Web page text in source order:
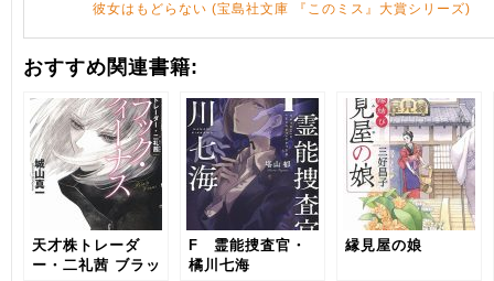
彼女はもどらない (宝島社文庫 『このミス』大賞シリーズ)
おすすめ関連書籍:
天才株トレーダ
ー・二礼茜 ブラッ
F 霊能捜査官・
橘川七海
縁見屋の娘